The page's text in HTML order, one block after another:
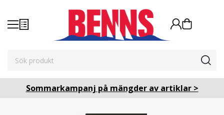
Sommarkampanj på mängder av artiklar >